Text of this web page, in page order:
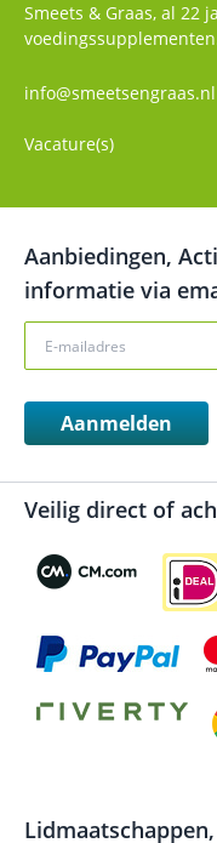
Smeets & Graas, al 22
info@smeetsengraas.nl
Vacature(s)
Aanbiedingen,
informatie via
Aanmelden
Veilig direct of